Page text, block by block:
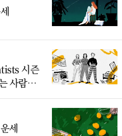
시즌
사람들
세